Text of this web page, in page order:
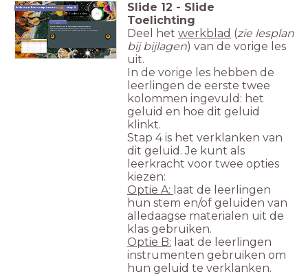
Iedereen kan componeren stap 4
Onderzoeken
Jullie gaan de 6 geluiden verklanken!
Pak jullie werkblad erbij en vul kolom 3 in.
Bedenk een manier om je geluid goed uit te voeren:
Samen aan de
slag
B
A
5:00 Slide 12 - Slide
Toelichting
Deel het werkblad (zie lesplan
bij bijlagen) van de vorige les
uit.
In de vorige les hebben de
leerlingen de eerste twee
kolommen ingevuld: het
geluid en hoe dit geluid
klinkt.
Stap 4 is het verklanken van
dit geluid. Je kunt als
leerkracht voor twee opties
kiezen:
Optie A: laat de leerlingen
hun stem en/of geluiden van
alledaagse materialen uit de
klas gebruiken.
Optie B: laat de leerlingen
instrumenten gebruiken om
hun geluid te verklanken.